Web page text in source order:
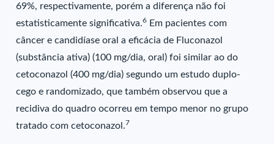
69%, respectivamente, porém a diferença não foi
estatisticamente significativa.6 Em pacientes com
câncer e candidíase oral a eficácia de Fluconazol
(substância ativa) (100 mg/dia, oral) foi similar ao do
cetoconazol (400 mg/dia) segundo um estudo duplo-
cego e randomizado, que também observou que a
recidiva do quadro ocorreu em tempo menor no grupo
tratado com cetoconazol.7